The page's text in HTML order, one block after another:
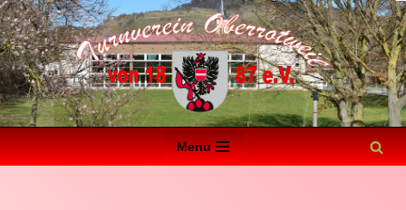
Zum
Inhalt
springen
Menu